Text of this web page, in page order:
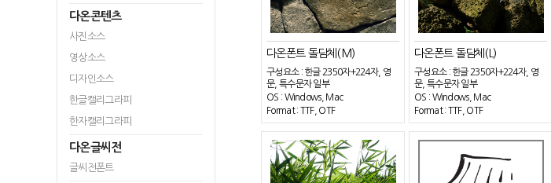
다온콘텐츠
사진소스
영상소스
디자인소스
한글캘리그라피
한자캘리그라피
다온글씨전
글씨전폰트
다온폰트 돌담체(M)
구성요소 : 한글 2350자+224자, 영
문, 특수문자 일부
OS : Windows, Mac
Format : TTF, OTF
다온폰트 돌담체(L)
구성요소 : 한글 2350자+224자, 영
문, 특수문자 일부
OS : Windows, Mac
Format : TTF, OTF